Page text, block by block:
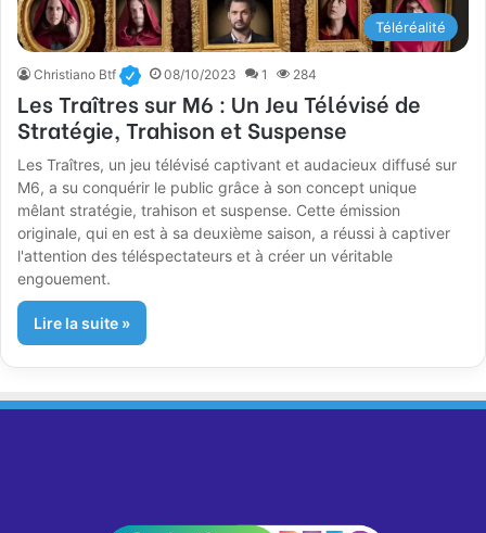
Téléréalité
Christiano Btf 08/10/2023 1 284
Les Traîtres sur M6 : Un Jeu Télévisé de
Stratégie, Trahison et Suspense
Les Traîtres, un jeu télévisé captivant et audacieux diffusé sur
M6, a su conquérir le public grâce à son concept unique
mêlant stratégie, trahison et suspense. Cette émission
originale, qui en est à sa deuxième saison, a réussi à captiver
l'attention des téléspectateurs et à créer un véritable
engouement.
Lire la suite »